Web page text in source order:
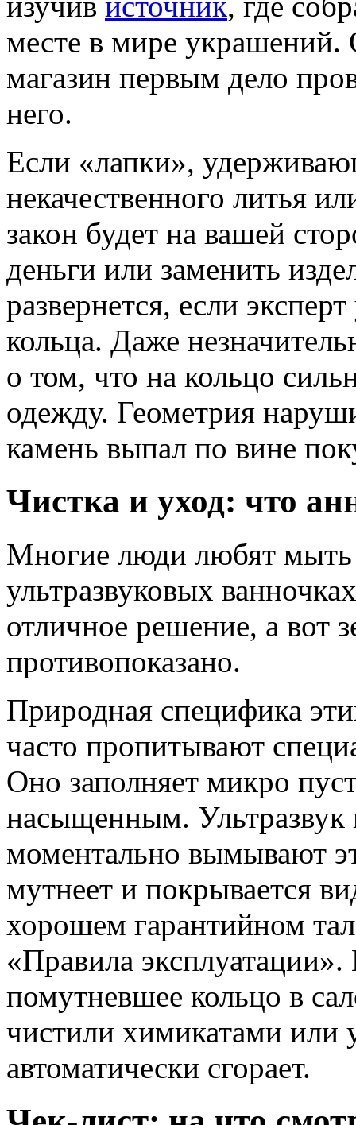
месте в мире украшений.
магазин первым дело
него.
Если «лапки»,
некачественного литья
закон будет на вашей
деньги или заменить
развернется, если
кольца. Даже
о том, что на кольцо
одежду. Геометрия
камень выпал по вине
Чистка и уход: что
Многие люди любят мыть
ультразвуковых
отличное решение, а вот
противопоказано.
Природная специфика
часто пропитывают
Оно заполняет микро
насыщенным. Ультразвук
моментально вымывают
мутнеет и покрывается
хорошем гарантийном
«Правила
помутневшее кольцо в
чистили химикатами или
автоматически сгорает.